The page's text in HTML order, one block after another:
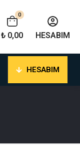
0
₺ 0,00 HESABIM
HESABIM